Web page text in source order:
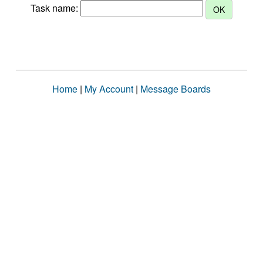
Task name:
Home | My Account | Message Boards